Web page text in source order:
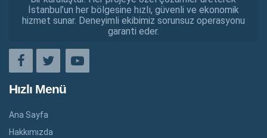
İstanbul’un her bölgesine hızlı, güvenli ve ekonomik
hizmet sunar. Deneyimli ekibimiz sorunsuz operasyonu
garanti eder.
Hızlı Menü
Ana Sayfa
Hakkımızda